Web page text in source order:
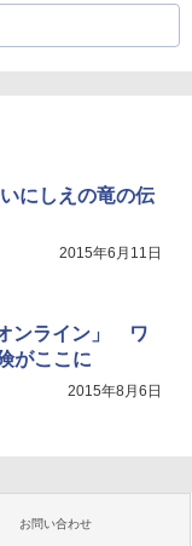
にしえの竜の伝
2015年6月11日
ンライン」 ワ
がここに
2015年8月6日
お問い合わせ